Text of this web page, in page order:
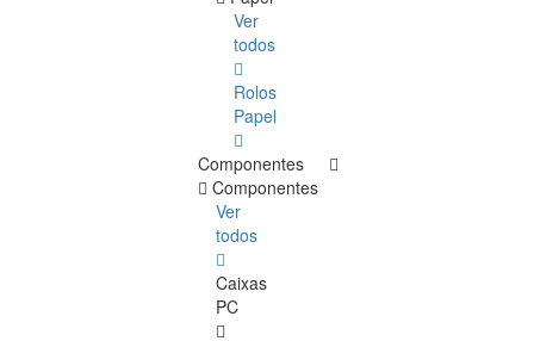
Ver
todos
Rolos
Papel
Componentes
Componentes
Ver
todos
Caixas
PC